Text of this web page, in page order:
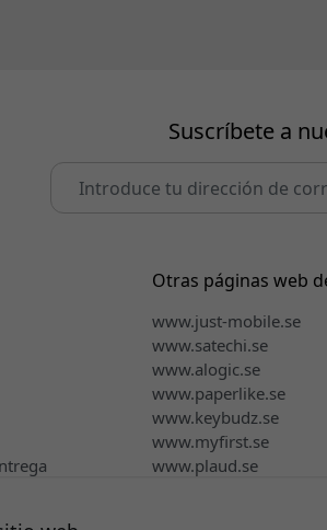
Suscríbete a
Otras páginas web
www.just-mobile.se
www.satechi.se
www.alogic.se
www.paperlike.se
www.keybudz.se
www.myfirst.se
www.plaud.se